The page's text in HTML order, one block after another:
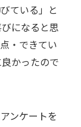
ている」と
になると思
・できてい
かったので
ンケートを